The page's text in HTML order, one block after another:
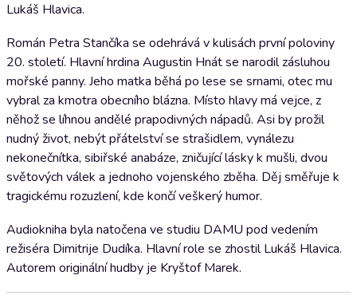
Lukáš Hlavica.
Román Petra Stančíka se odehrává v kulisách první poloviny
20. století. Hlavní hrdina Augustin Hnát se narodil zásluhou
mořské panny. Jeho matka běhá po lese se srnami, otec mu
vybral za kmotra obecního blázna. Místo hlavy má vejce, z
něhož se líhnou andělé prapodivných nápadů. Asi by prožil
nudný život, nebýt přátelství se strašidlem, vynálezu
nekonečnítka, sibiřské anabáze, zničující lásky k mušli, dvou
světových válek a jednoho vojenského zběha. Děj směřuje k
tragickému rozuzlení, kde končí veškerý humor.
Audiokniha byla natočena ve studiu DAMU pod vedením
režiséra Dimitrije Dudíka. Hlavní role se zhostil Lukáš Hlavica.
Autorem originální hudby je Kryštof Marek.